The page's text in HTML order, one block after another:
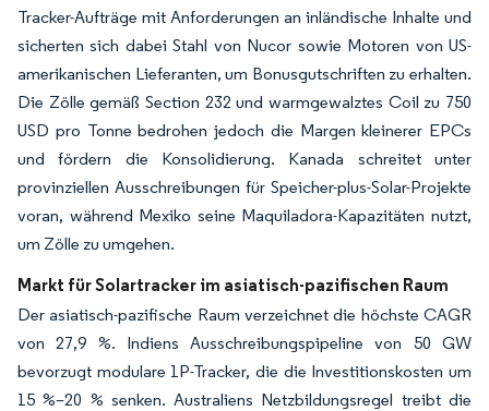
Tracker-Aufträge mit Anforderungen an inländische Inhalte und
sicherten sich dabei Stahl von Nucor sowie Motoren von US-
amerikanischen Lieferanten, um Bonusgutschriften zu erhalten.
Die Zölle gemäß Section 232 und warmgewalztes Coil zu 750
USD pro Tonne bedrohen jedoch die Margen kleinerer EPCs
und fördern die Konsolidierung. Kanada schreitet unter
provinziellen Ausschreibungen für Speicher-plus-Solar-Projekte
voran, während Mexiko seine Maquiladora-Kapazitäten nutzt,
um Zölle zu umgehen.
Markt für Solartracker im asiatisch-pazifischen Raum
Der asiatisch-pazifische Raum verzeichnet die höchste CAGR
von 27,9 %. Indiens Ausschreibungspipeline von 50 GW
bevorzugt modulare 1P-Tracker, die die Investitionskosten um
15 %–20 % senken. Australiens Netzbildungsregel treibt die